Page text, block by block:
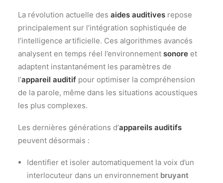
La révolution actuelle des aides auditives repose
principalement sur l’intégration sophistiquée de
l’intelligence artificielle. Ces algorithmes avancés
analysent en temps réel l’environnement sonore et
adaptent instantanément les paramètres de
l’appareil auditif pour optimiser la compréhension
de la parole, même dans les situations acoustiques
les plus complexes.
Les dernières générations d’appareils auditifs
peuvent désormais :
Identifier et isoler automatiquement la voix d’un
interlocuteur dans un environnement bruyant